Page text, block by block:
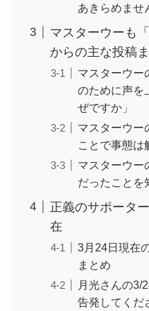
あきらめませ
マスターウーも
からの主な投稿
マスターウ
のために声を
ぜですか」
マスターウ
ことで事態は
マスターウ
だったことを
正義のサポータ
在
3月24日現在
まとめ
月光さんの3/
告発してくだ